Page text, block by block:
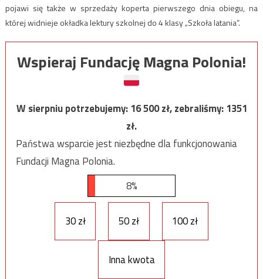
pojawi się także w sprzedaży koperta pierwszego dnia obiegu, na
której widnieje okładka lektury szkolnej do 4 klasy „Szkoła latania”.
Wspieraj Fundację Magna Polonia!
W sierpniu potrzebujemy:16 500zł, zebraliśmy:1351
zł.
Państwa wsparcie jest niezbędne dla funkcjonowania
Fundacji Magna Polonia.
8%
30 zł 50 zł 100 zł
Inna kwota